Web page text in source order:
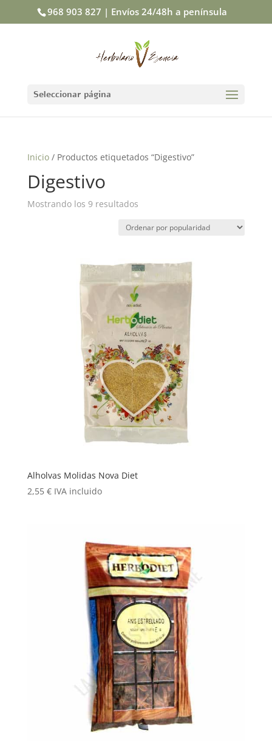
968 903 827 | Envíos 24/48h a península
Seleccionar página
Inicio/ Productos etiquetados “Digestivo”
Digestivo
Mostrando los 9 resultados
Alholvas Molidas Nova Diet
2,55 € IVA incluido